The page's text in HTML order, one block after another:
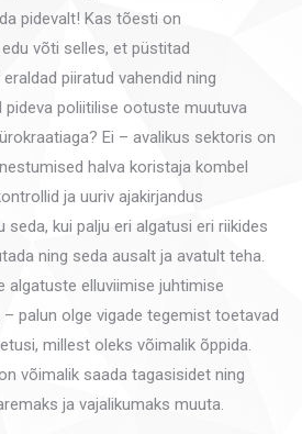
pidevalt! Kas tõesti on
võti selles, et püstitad
piiratud vahendid ning
poliitilise ootuste muutuva
Ei – avalikus sektoris on
halva koristaja kombel
ja uuriv ajakirjandus
seda, kui palju eri algatusi eri riikides
ning seda ausalt ja avatult teha.
algatuste elluviimise juhtimise
palun olge vigade tegemist toetavad
millest oleks võimalik õppida.
võimalik saada tagasisidet ning
ja vajalikumaks muuta.